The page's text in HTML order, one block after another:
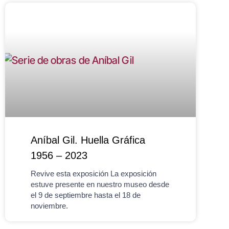
Aníbal Gil. Huella Gráfica
1956 – 2023
Revive esta exposición La exposición
estuve presente en nuestro museo desde
el 9 de septiembre hasta el 18 de
noviembre.